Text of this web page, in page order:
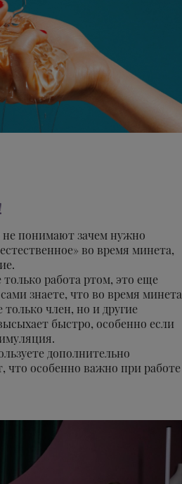
понимают зачем нужно
во время минета,
работа ртом, это еще
знаете, что во время минета
член, но и другие
быстро, особенно если
дополнительно
что особенно важно при работе